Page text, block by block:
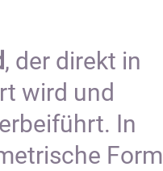
, der direkt in
wird und
In
Form